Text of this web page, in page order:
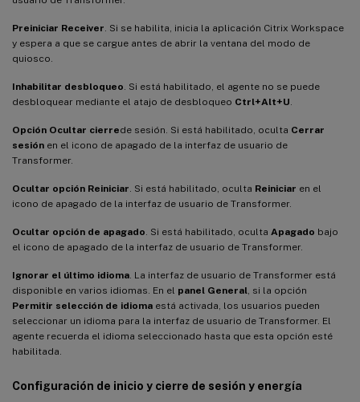
Preiniciar Receiver . Si se habilita, inicia la aplicación Citrix Workspace
y espera a que se cargue antes de abrir la ventana del modo de
quiosco.
Inhabilitar desbloqueo . Si está habilitado, el agente no se puede
desbloquear mediante el atajo de desbloqueo Ctrl+Alt+U
Opción Ocultar cierrede sesión. Si está habilitado, oculta Cerrar
sesión en el icono de apagado de la interfaz de usuario de
Transformer.
Ocultar opción Reiniciar . Si está habilitado, oculta Reiniciar en el
icono de apagado de la interfaz de usuario de Transformer.
Ocultar opción de apagado . Si está habilitado, oculta Apagado bajo
el icono de apagado de la interfaz de usuario de Transformer.
Ignorar el último idioma . La interfaz de usuario de Transformer está
disponible en varios idiomas. En el panel General , si la opción
Permitir selección de idioma está activada, los usuarios pueden
seleccionar un idioma para la interfaz de usuario de Transformer. El
agente recuerda el idioma seleccionado hasta que esta opción esté
habilitada.
Configuración de inicio y cierre de sesión y energía